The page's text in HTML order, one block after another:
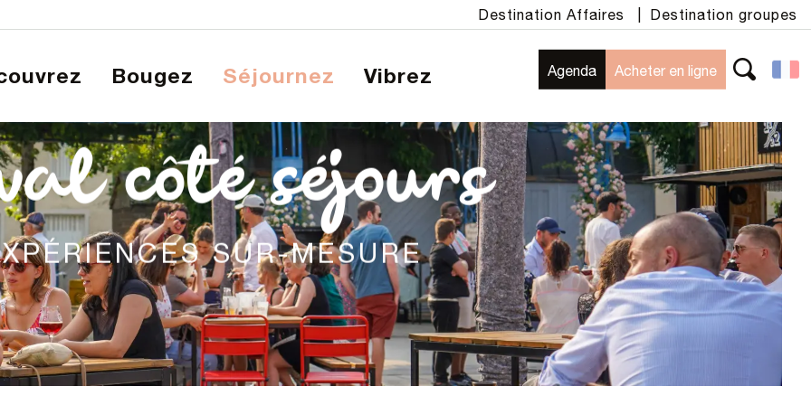
Agenda Acheter en ligne
Recherche
Destination Affaires Destination groupes
Bougez Séjournez Vibrez
côté séjours
SUR-MESURE